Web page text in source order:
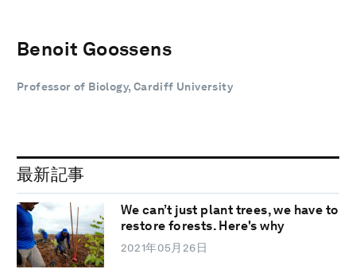
Benoit Goossens
Professor of Biology, Cardiff University
最新記事
We can’t just plant trees, we have to
restore forests. Here's why
2021年05月26日